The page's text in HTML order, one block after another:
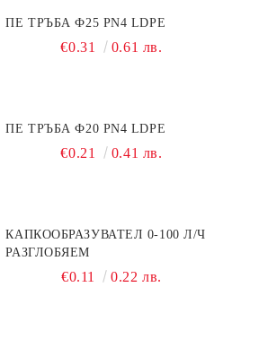
ПЕ ТРЪБА Ф25 PN4 LDPE
€0.31 0.61 лв.
ПЕ ТРЪБА Ф20 PN4 LDPE
€0.21 0.41 лв.
КАПКООБРАЗУВАТЕЛ 0-100 Л/Ч
РАЗГЛОБЯЕМ
€0.11 0.22 лв.